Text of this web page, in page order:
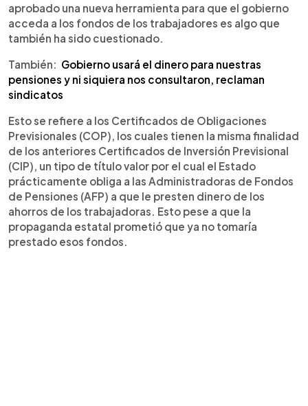
aprobado una nueva herramienta para que el gobierno
acceda a los fondos de los trabajadores es algo que
también ha sido cuestionado.
También: Gobierno usará el dinero para nuestras
pensiones y ni siquiera nos consultaron, reclaman
sindicatos
Esto se refiere a los Certificados de Obligaciones
Previsionales (COP), los cuales tienen la misma finalidad
de los anteriores Certificados de Inversión Previsional
(CIP), un tipo de título valor por el cual el Estado
prácticamente obliga a las Administradoras de Fondos
de Pensiones (AFP) a que le presten dinero de los
ahorros de los trabajadoras. Esto pese a que la
propaganda estatal prometió que ya no tomaría
prestado esos fondos.